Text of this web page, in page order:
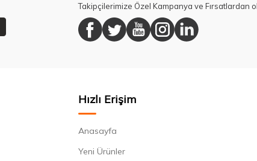
Takipçilerimize Özel Kampanya ve Fırsatlardan
Hızlı Erişim
Anasayfa
Yeni Ürünler